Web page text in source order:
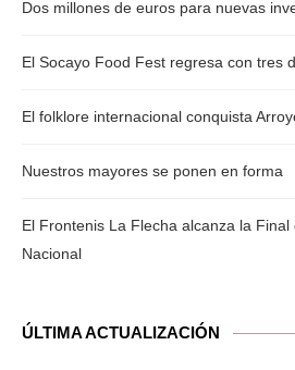
Dos millones de euros para nuevas
El Socayo Food Fest regresa con tres
El folklore internacional conquista
Nuestros mayores se ponen en forma
El Frontenis La Flecha alcanza la Final
Nacional
ÚLTIMA ACTUALIZACIÓN